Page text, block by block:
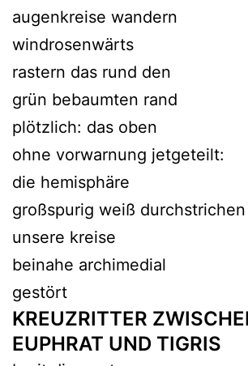
augenkreise wandern
windrosenwärts
rastern das rund den
grün bebaumten rand
plötzlich: das oben
ohne vorwarnung jetgeteilt:
die hemisphäre
großspurig weiß durchstrichen
unsere kreise
beinahe archimedial
gestört
KREUZRITTER
EUPHRAT UND TIGRIS